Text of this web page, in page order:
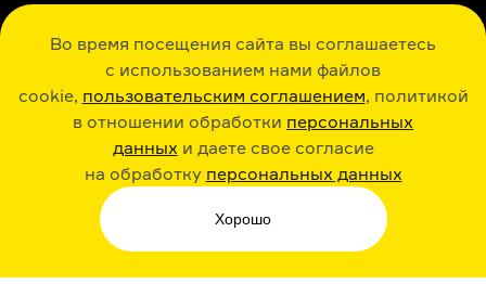
Во время посещения сайта вы соглашаетесь
с использованием нами файлов
cookie, пользовательским соглашением, политикой
в отношении обработки персональных
данных и даете свое согласие
на обработку персональных данных
Хорошо
ОБРАТНАЯ СВЯЗЬ
РАДИО ARZAMAS ГУСЬГУСЬ
СТИКЕРЫ ARZAMAS